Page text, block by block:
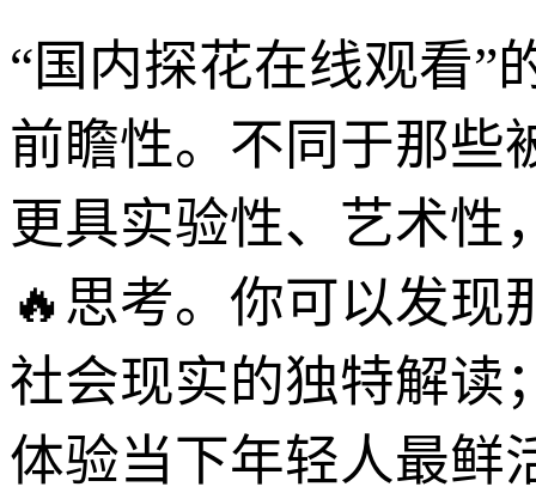
“国内探花在线观看”
前瞻性。不同于那些
更具实验性、艺术性
🔥思考。你可以发现
社会现实的独特解读
体验当下年轻人最鲜